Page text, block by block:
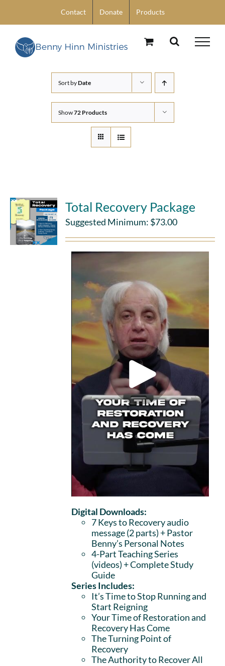
content
Contact Donate Products
Sort byDate
Show72 Products
Total Recovery Package
Suggested Minimum: $73.00
Digital Downloads:
7 Keys to Recovery audio
message (2 parts)+ Pastor
Benny’s Personal Notes
4-Part Teaching Series
(videos) + Complete Study
Guide
Series Includes:
It’s Time to Stop Running and
Start Reigning
Your Time of Restoration and
Recovery Has Come
The Turning Point of
Recovery
The Authority to Recover All